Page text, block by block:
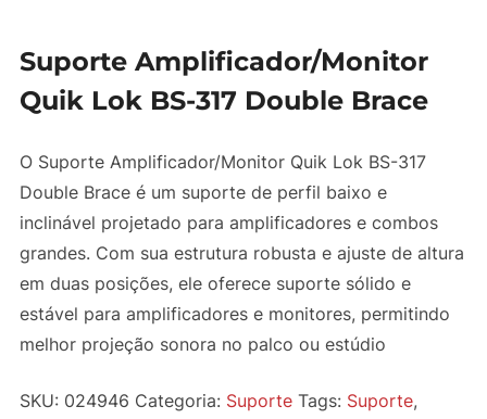
Suporte Amplificador/Monitor
Quik Lok BS-317 Double Brace
O Suporte Amplificador/Monitor Quik Lok BS-317
Double Brace é um suporte de perfil baixo e
inclinável projetado para amplificadores e combos
grandes. Com sua estrutura robusta e ajuste de altura
em duas posições, ele oferece suporte sólido e
estável para amplificadores e monitores, permitindo
melhor projeção sonora no palco ou estúdio
SKU: 024946 Categoria: Suporte Tags: Suporte,